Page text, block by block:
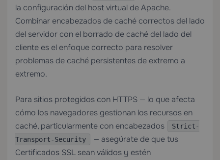
la configuración del host virtual de Apache.
Combinar encabezados de caché correctos del lado
del servidor con el borrado de caché del lado del
cliente es el enfoque correcto para resolver
problemas de caché persistentes de extremo a
extremo.
Para sitios protegidos con HTTPS — lo que afecta
cómo los navegadores gestionan los recursos en
caché, particularmente con encabezados
Strict-
Transport-Security
— asegúrate de que tus
Certificados SSL sean válidos y estén